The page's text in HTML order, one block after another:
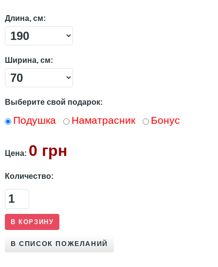
Длина, см:
Ширина, см:
Выберите свой подарок:
Подушка Наматрасник Бонус
Цена: 0 грн
Количество: